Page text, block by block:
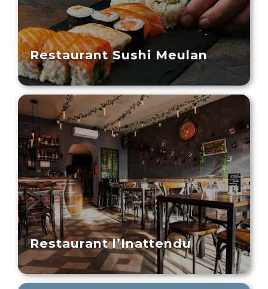
Restaurant Sushi Meulan
Restaurant l’Inattendu